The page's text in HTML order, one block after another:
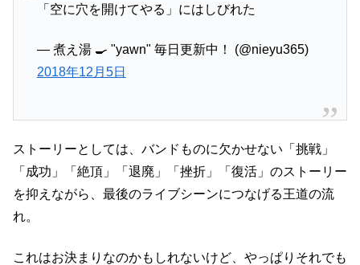
「空に穴を開けてやる」にはしびれた
— 煮え湯 🍳 "yawn" 毎日更新中！ (@nieyu365)
2018年12月5日
ストーリーとしては、バンドものに欠かせない「挑戦」
「成功」「絶頂」「退廃」「挫折」「復活」のストーリー
を抑えながら、最後のライブシーンにつなげる王道の流
れ。
これはお決まりなのかもしれないけど、やっぱりそれでも